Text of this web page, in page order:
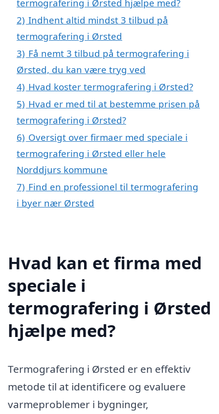
termografering i Ørsted hjælpe med?
2) Indhent altid mindst 3 tilbud på
termografering i Ørsted
3) Få nemt 3 tilbud på termografering i
Ørsted, du kan være tryg ved
4) Hvad koster termografering i Ørsted?
5) Hvad er med til at bestemme prisen på
termografering i Ørsted?
6) Oversigt over firmaer med speciale i
termografering i Ørsted eller hele
Norddjurs kommune
7) Find en professionel til termografering
i byer nær Ørsted
Hvad kan et firma med
speciale i
termografering i Ørsted
hjælpe med?
Termografering i Ørsted er en effektiv
metode til at identificere og evaluere
varmeproblemer i bygninger,